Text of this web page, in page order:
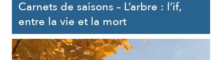
Carnets de saisons – L’arbre : l’if,
entre la vie et la mort